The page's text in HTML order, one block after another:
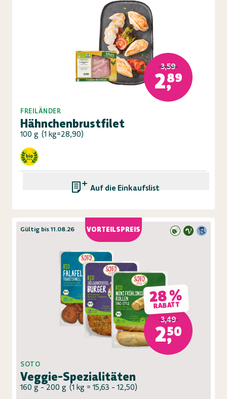
3,59
2,89
FREILÄNDER
Hähnchenbrustfilet
100 g (1 kg=28,90)
Auf die Einkaufsliste
VORTEILSPREIS
Gültig bis 11.08.26
28 %
RABATT
3,49
2,50
SOTO
Veggie-Spezialitäten
160 g - 200 g (1 kg = 15,63 - 12,50)